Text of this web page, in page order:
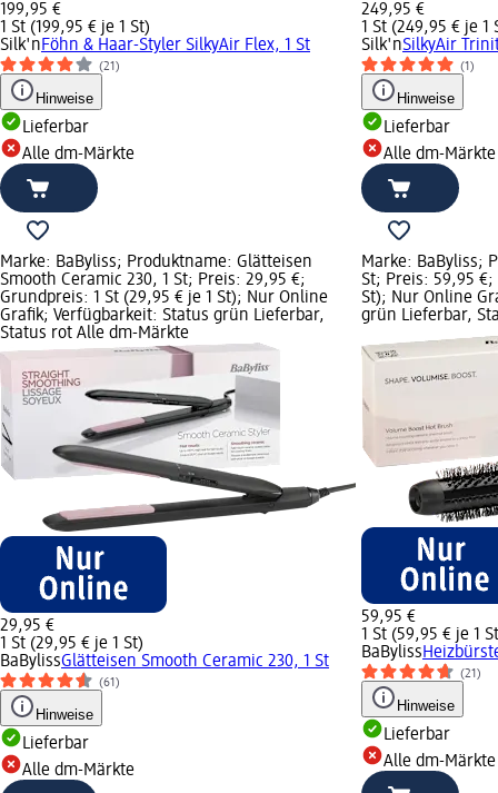
199,95 €
1 St (199,95 € je 1 St)
Silk'nFöhn & Haar-Styler SilkyAir Flex, 1 St
(21)
Hinweise
Lieferbar
Alle dm-Märkte
249,95 €
1 St (249,95 € je 1
Silk'nSilkyAir
(1)
Hinweise
Lieferbar
Alle dm-Märkte
Marke: BaByliss; Produktname: Glätteisen
Smooth Ceramic 230, 1 St; Preis: 29,95 €;
Grundpreis: 1 St (29,95 € je 1 St); Nur Online
Grafik; Verfügbarkeit: Status grün Lieferbar,
Status rot Alle dm-Märkte
29,95 €
1 St (29,95 € je 1 St)
BaBylissGlätteisen Smooth Ceramic 230, 1 St
(61)
Hinweise
Lieferbar
Alle dm-Märkte
Marke: BaByliss;
St; Preis: 59,95 €;
St); Nur Online
grün Lieferbar,
59,95 €
1 St (59,95 € je 1
BaByliss
(21)
Hinweise
Lieferbar
Alle dm-Märkte